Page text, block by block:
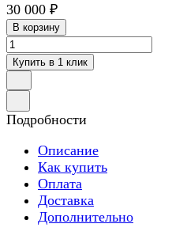
30 000 ₽
В корзину
Купить в 1 клик
Подробности
Описание
Как купить
Оплата
Доставка
Дополнительно